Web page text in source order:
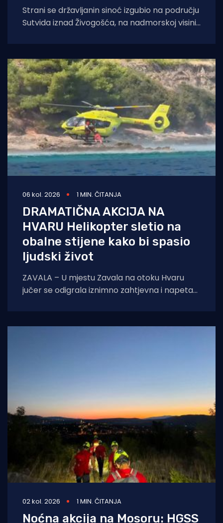
Strani se državljanin sinoć izgubio na području
Sutvida iznad Živogošća, na nadmorskoj visini
06 kol. 2026 1 MIN. ČITANJA
DRAMATIČNA AKCIJA NA
HVARU Helikopter sletio na
obalne stijene kako bi spasio
ljudski život
ZAVALA – U mjestu Zavala na otoku Hvaru
jučer se odigrala iznimno zahtjevna i napeta
02 kol. 2026 1 MIN. ČITANJA
Noćna akcija na Mosoru: HGSS